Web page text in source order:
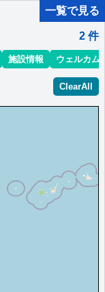
典攻略
。温かなおもてな
,ラウンジアクセス有
（スイート含む）,エグ
一覧で見る
2 件
施設情報 ウェルカム
ClearAll